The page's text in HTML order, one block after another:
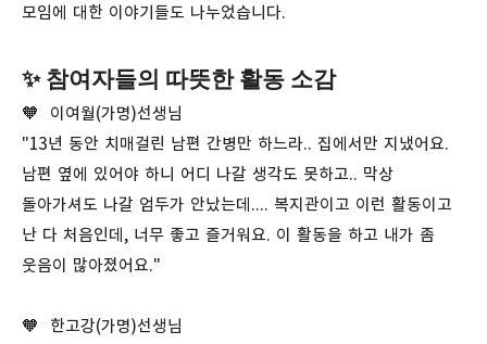
모임에 대한 이야기들도 나누었습니다.
✨ 참여자들의 따뜻한 활동 소감
🧡 이여월(가명)선생님
"13년 동안 치매걸린 남편 간병만 하느라.. 집에서만 지냈어요.
남편 옆에 있어야 하니 어디 나갈 생각도 못하고.. 막상
돌아가셔도 나갈 엄두가 안났는데.... 복지관이고 이런 활동이고
난 다 처음인데, 너무 좋고 즐거워요. 이 활동을 하고 내가 좀
웃음이 많아졌어요."
🧡 한고강(가명)선생님